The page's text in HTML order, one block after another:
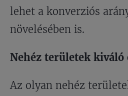
lehet a konverziós
növelésében is.
Nehéz területek kiváló
Az olyan nehéz